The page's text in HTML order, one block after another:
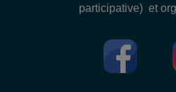
participative) et